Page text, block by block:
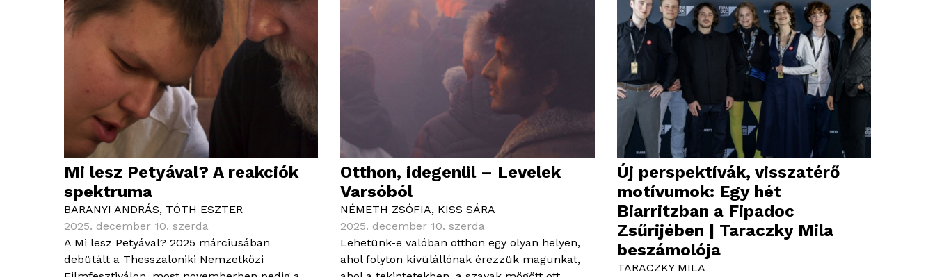
Mi lesz Petyával? A reakciók
spektruma
BARANYI ANDRÁS, TÓTH ESZTER
2025. december 10. szerda
A Mi lesz Petyával? 2025 márciusában
debütált a Thesszaloniki Nemzetközi
Otthon, idegenül – Levelek
Varsóból
NÉMETH ZSÓFIA, KISS SÁRA
2025. december 10. szerda
Lehetünk-e valóban otthon egy olyan helyen,
ahol folyton kívülállónak érezzük magunkat,
Új perspektívák, visszatérő
motívumok: Egy hét
Biarritzban a Fipadoc
Zsűrijében | Taraczky Mila
beszámolója
TARACZKY MILA